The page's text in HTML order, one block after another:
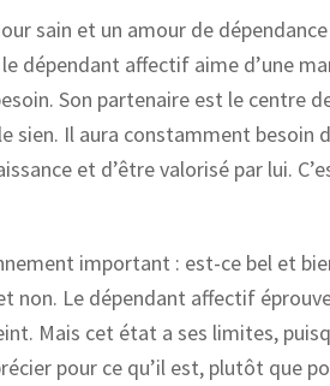
sain et un amour de
le dépendant affectif aime d’une
Son partenaire est le centre
sien. Il aura constamment besoin
et d’être valorisé par lui.
important : est-ce bel et
non. Le dépendant affectif
Mais cet état a ses limites,
pour ce qu’il est, plutôt que